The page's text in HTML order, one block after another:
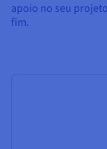
apoio no seu
fim.